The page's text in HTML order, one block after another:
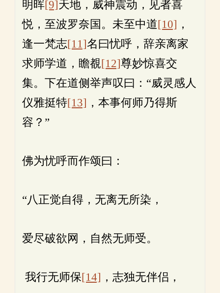
明晖[9]天地，威神震动，见者喜
悦，至波罗奈国。未至中道[10] ，
逢一梵志[11]名曰忧呼，辞亲离家
求师学道，瞻覩[12]尊妙惊喜交
集。下在道侧举声叹曰：“威灵感人
仪雅挺特[13] ，本事何师乃得斯
容？”
佛为忧呼而作颂曰：
“八正觉自得，无离无所染，
爱尽破欲网，自然无师受。
我行无师保[14] ，志独无伴侣，